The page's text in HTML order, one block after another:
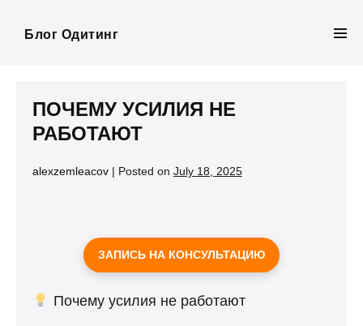
Блог Одитинг
ПОЧЕМУ УСИЛИЯ НЕ
РАБОТАЮТ
alexzemleacov | Posted on July 18, 2025
ЗАПИСЬ НА КОНСУЛЬТАЦИЮ
Почему усилия не работают